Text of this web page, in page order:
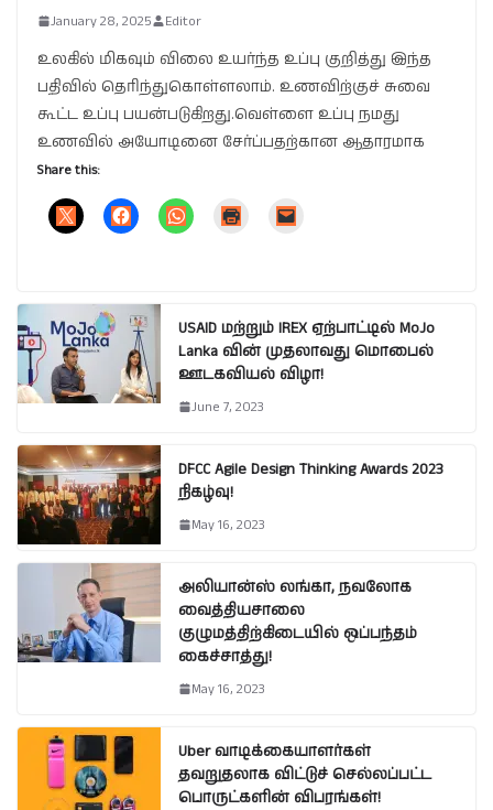
January 28, 2025 Editor
உலகில் மிகவும் விலை உயர்ந்த உப்பு குறித்து இந்த
பதிவில் தெரிந்துகொள்ளலாம். உணவிற்குச் சுவை
கூட்ட உப்பு பயன்படுகிறது.வெள்ளை உப்பு நமது
உணவில் அயோடினை சேர்ப்பதற்கான ஆதாரமாக
Share this:
USAID மற்றும் IREX ஏற்பாட்டில் MoJo
Lanka வின் முதலாவது மொபைல்
ஊடகவியல் விழா!
June 7, 2023
DFCC Agile Design Thinking Awards 2023
நிகழ்வு!
May 16, 2023
அலியான்ஸ் லங்கா, நவலோக
வைத்தியசாலை
குழுமத்திற்கிடையில் ஒப்பந்தம்
கைச்சாத்து!
May 16, 2023
Uber வாடிக்கையாளர்கள்
தவறுதலாக விட்டுச் செல்லப்பட்ட
பொருட்களின் விபரங்கள்!